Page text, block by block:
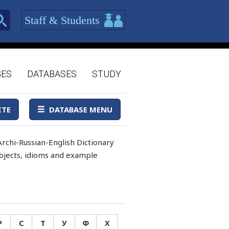
Staff & Students
DATABASES STUDY
DATABASE MENU
Russian-English Dictionary
idioms and example
С Т У Ф
Х